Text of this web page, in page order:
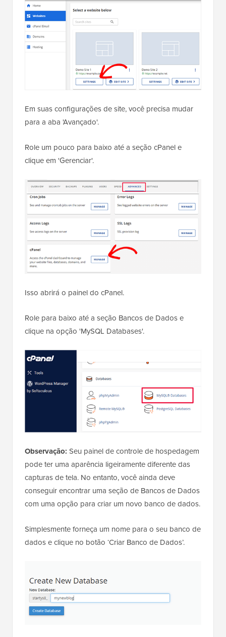
Em suas configurações de site, você precisa mudar
para a aba 'Avançado'.
Role um pouco para baixo até a seção cPanel e
clique em 'Gerenciar'.
Isso abrirá o painel do cPanel.
Role para baixo até a seção Bancos de Dados e
clique na opção 'MySQL Databases'.
Observação: Seu painel de controle de hospedagem
pode ter uma aparência ligeiramente diferente das
capturas de tela. No entanto, você ainda deve
conseguir encontrar uma seção de Bancos de Dados
com uma opção para criar um novo banco de dados.
Simplesmente forneça um nome para o seu banco de
dados e clique no botão ‘Criar Banco de Dados’.